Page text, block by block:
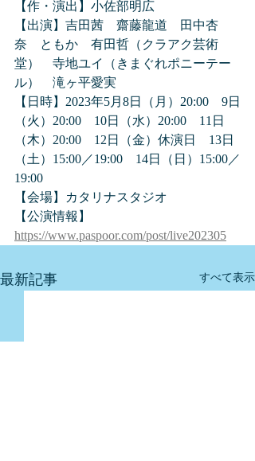
【作・演出】小佐部明広
【出演】吉田茜　齋藤龍道　田中杏
奈　ともか　有田哲（クラアク芸術
堂）　寺地ユイ（きまぐれポニーテー
ル）　滝ヶ平愛実
【日時】2023年5月8日（月）20:00　9日
（火）20:00　10日（水）20:00　11日
（木）20:00　12日（金）休演日　13日
（土）15:00／19:00　14日（日）15:00／
19:00
【会場】カタリナスタジオ
【公演情報】
https://www.paspoor.com/post/live202305
最新記事 すべて表示